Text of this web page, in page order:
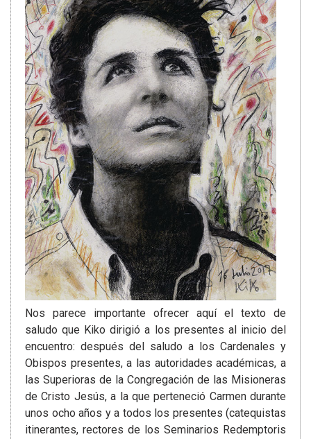
Nos parece importante ofrecer aquí el texto de
saludo que Kiko dirigió a los presentes al inicio del
encuentro: después del saludo a los Cardenales y
Obispos presentes, a las autoridades académicas, a
las Superioras de la Congregación de las Misioneras
de Cristo Jesús, a la que perteneció Carmen durante
unos ocho años y a todos los presentes (catequistas
itinerantes, rectores de los Seminarios Redemptoris